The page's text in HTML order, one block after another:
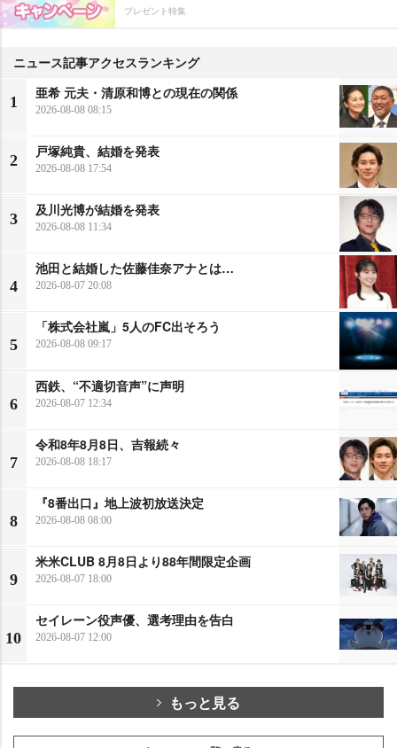
プレゼント特集
ニュース記事アクセスランキング
1
亜希 元夫・清原和博との現在の関係
2026-08-08 08:15
2
戸塚純貴、結婚を発表
2026-08-08 17:54
3
及川光博が結婚を発表
2026-08-08 11:34
4
池田と結婚した佐藤佳奈アナとは…
2026-08-07 20:08
5
「株式会社嵐」5人のFC出そろう
2026-08-08 09:17
6
西鉄、“不適切音声”に声明
2026-08-07 12:34
7
令和8年8月8日、吉報続々
2026-08-08 18:17
8
『8番出口』地上波初放送決定
2026-08-08 08:00
9
米米CLUB 8月8日より88年間限定企画
2026-08-07 18:00
10
セイレーン役声優、選考理由を告白
2026-08-07 12:00
もっと見る